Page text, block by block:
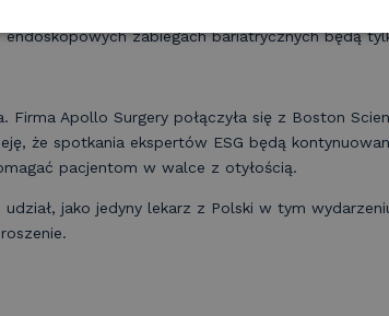
wszystko sprawia, że moje operacje
zabiegach bariatrycznych będą
Firma Apollo Surgery połączyła się z Boston
że spotkania ekspertów ESG będą
pacjentom w walce z otyłością.
udział, jako jedyny lekarz z Polski w tym